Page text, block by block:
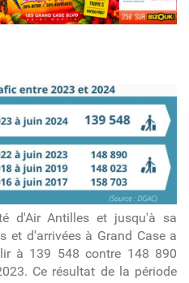
d'Air Antilles et jusqu'à sa
et d'arrivées à Grand Case a
à 139 548 contre 148 890
Ce résultat de la période